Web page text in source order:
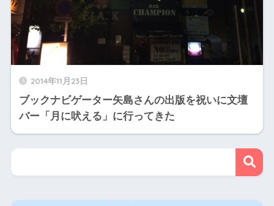
2014年11月23日
ブックナビゲーター矢島さんの出版を祝いに文壇
バー「月に吠える」に行ってきた